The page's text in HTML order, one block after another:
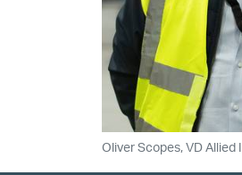
Oliver Scopes, VD Allied